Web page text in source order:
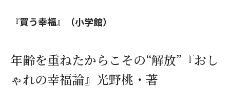
『買う幸福』（小学館）
年齢を重ねたからこその“解放”『おし
ゃれの幸福論』光野桃・著